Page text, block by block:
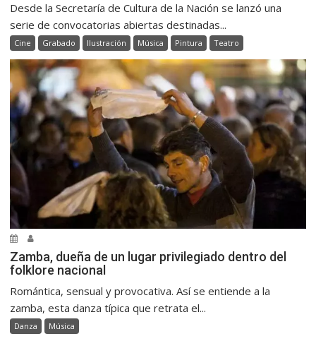
Desde la Secretaría de Cultura de la Nación se lanzó una
serie de convocatorias abiertas destinadas...
Cine Grabado Ilustración Música Pintura Teatro
Zamba, dueña de un lugar privilegiado dentro del
folklore nacional
Romántica, sensual y provocativa. Así se entiende a la
zamba, esta danza típica que retrata el...
Danza Música